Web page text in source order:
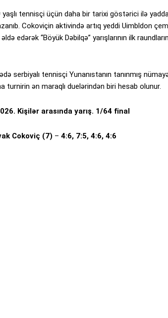
tennisçi üçün daha bir tarixi göstərici ilə
Cokoviçin aktivində artıq yeddi Uimbldon
edərək “Böyük Dəbilqə” yarışlarının ilk
serbiyalı tennisçi Yunanıstanın tanınmış
turnirin ən maraqlı duelərindən biri hesab olunur.
Kişilər arasında yarış. 1/64 final
Cokoviç (7) – 4:6, 7:5, 4:6, 4:6